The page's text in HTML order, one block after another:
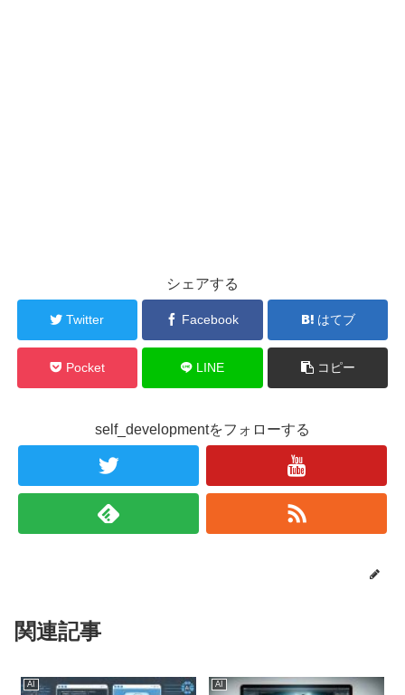
シェアする
Twitter Facebook はてブ
Pocket LINE コピー
self_developmentをフォローする
関連記事
AI AI